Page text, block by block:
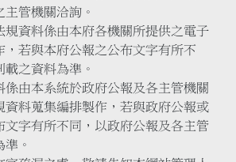
管機關洽詢。
規資料係由本府各機關所提供之電子
，若與本府公報之公布文字有所不
之資料為準。
係由本系統於政府公報及各主管機關
資料蒐集編排製作，若與政府公報或
文字有所不同，以政府公報及各主管
。